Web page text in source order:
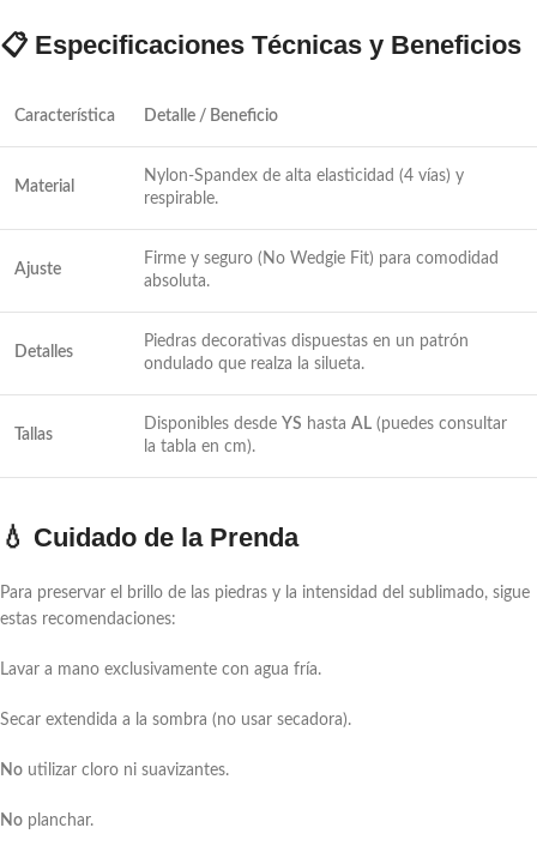
📋 Especificaciones Técnicas y Beneficios
Característica Detalle / Beneficio
Material
Nylon-Spandex de alta elasticidad (4 vías) y
respirable.
Ajuste
Firme y seguro ( No Wedgie Fit) para comodidad
absoluta.
Detalles
Piedras decorativas dispuestas en un patrón
ondulado que realza la silueta.
Tallas
Disponibles desde YS hasta AL (puedes consultar
la tabla en cm).
💧 Cuidado de la Prenda
Para preservar el brillo de las piedras y la intensidad del sublimado, sigue
estas recomendaciones:
Lavar a mano exclusivamente con agua fría.
Secar extendida a la sombra (no usar secadora).
No utilizar cloro ni suavizantes.
No planchar.